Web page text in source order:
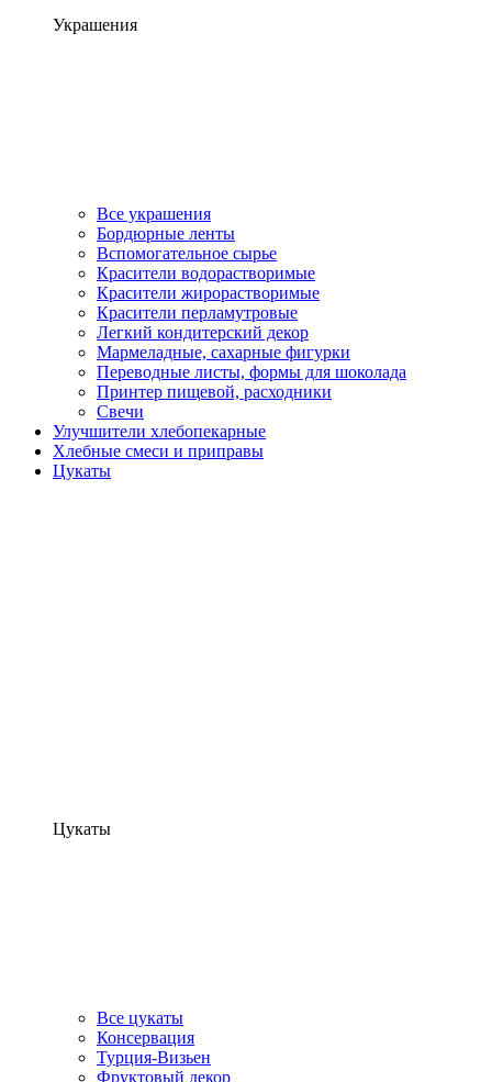
Украшения
Все украшения
Бордюрные ленты
Вспомогательное сырье
Красители водорастворимые
Красители жирорастворимые
Красители перламутровые
Легкий кондитерский декор
Мармеладные, сахарные фигурки
Переводные листы, формы для шоколада
Принтер пищевой, расходники
Свечи
Улучшители хлебопекарные
Хлебные смеси и приправы
Цукаты
Цукаты
Все цукаты
Консервация
Турция-Визьен
Фруктовый декор